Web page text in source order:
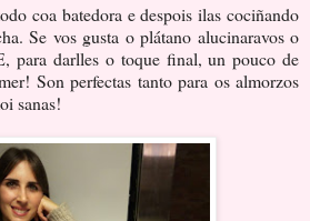
coa batedora e despois ilas cociñando
Se vos gusta o plátano alucinaravos o
para darlles o toque final, un pouco de
Son perfectas tanto para os almorzos
sanas!